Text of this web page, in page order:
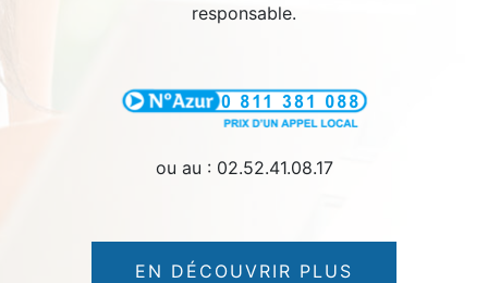
responsable.
ou au : 02.52.41.08.17
EN DÉCOUVRIR PLUS